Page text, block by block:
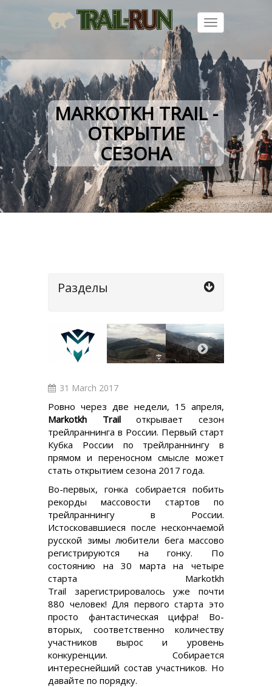
Toggle
navigation
MARKOTKH TRAIL -
ОТКРЫТИЕ
СЕЗОНА
Разделы
31 March 2017
Ровно через две недели, 15 апреля,
Markotkh Trailоткрывает сезон
трейлраннинга в России. Первый старт
Кубка России по трейлраннингу в
прямом и переносном смысле может
стать открытием сезона 2017 года.
Во-первых, гонка собирается побить
рекорды массовости стартов по
трейлраннингу в России.
Истосковавшиеся после нескончаемой
русской зимы любители бега массово
регистрируются на гонку. По
состоянию на 30 марта на четыре
старта Markotkh
Trail зарегистрировалось уже почти
880 человек! Для первого старта это
просто фантастическая цифра! Во-
вторых, соответственно количеству
участников вырос и уровень
конкуренции. Собирается
интереснейший состав участников. Но
давайте по порядку.